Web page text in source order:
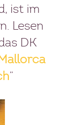
ist im
Lesen
DK
”